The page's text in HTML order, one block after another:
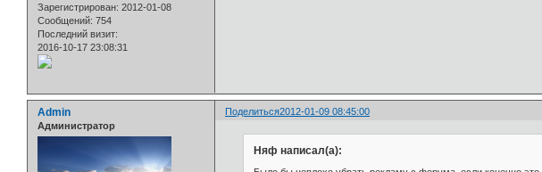
Зарегистрирован: 2012-01-08
Сообщений: 754
Последний визит:
2016-10-17 23:08:31
Поделиться2012-01-09 08:45:00
Admin
Администратор
Няф написал(а):